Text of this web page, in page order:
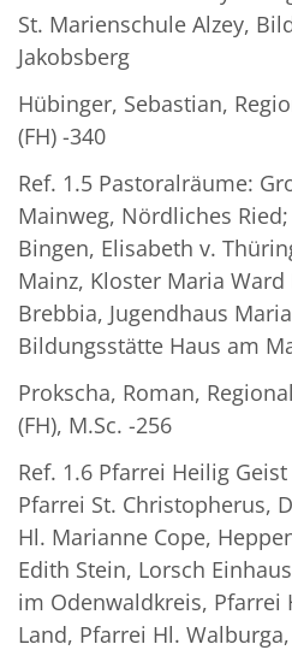
St. Marienschule Alzey,
Jakobsberg
Hübinger, Sebastian,
(FH) -340
Ref. 1.5 Pastoralräume:
Mainweg, Nördliches
Bingen, Elisabeth v.
Mainz, Kloster Maria Ward
Brebbia, Jugendhaus
Bildungsstätte Haus am
Prokscha, Roman,
(FH), M.Sc. -256
Ref. 1.6 Pfarrei Heilig
Pfarrei St. Christopherus,
Hl. Marianne Cope,
Edith Stein, Lorsch
im Odenwaldkreis, Pfarrei
Land, Pfarrei Hl.